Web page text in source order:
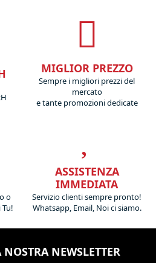
MIGLIOR PREZZO
Sempre i migliori prezzi del
mercato
e tante promozioni dedicate
o
ASSISTENZA
IMMEDIATA
Servizio clienti sempre pronto!
Whatsapp, Email, Noi ci siamo.
NEWSLETTER